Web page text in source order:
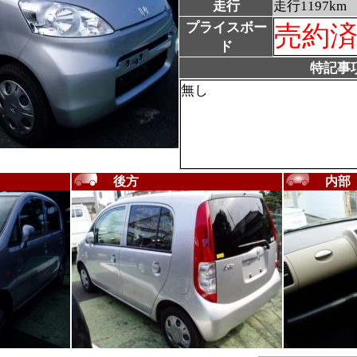
走行
走行1197km
プライスボー
ド
売約
特記事
無し
後方 内部